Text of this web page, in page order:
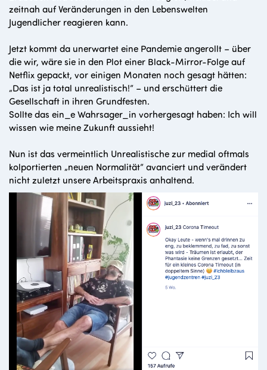
zeitnah auf Veränderungen in den Lebenswelten
Jugendlicher reagieren kann.
Jetzt kommt da unerwartet eine Pandemie angerollt – über
die wir, wäre sie in den Plot einer Black-Mirror-Folge auf
Netflix gepackt, vor einigen Monaten noch gesagt hätten:
„Das ist ja total unrealistisch!“ – und erschüttert die
Gesellschaft in ihren Grundfesten.
Sollte das ein_e Wahrsager_in vorhergesagt haben: Ich will
wissen wie meine Zukunft aussieht!
Nun ist das vermeintlich Unrealistische zur medial oftmals
kolportierten „neuen Normalität“ avanciert und verändert
nicht zuletzt unsere Arbeitspraxis anhaltend.